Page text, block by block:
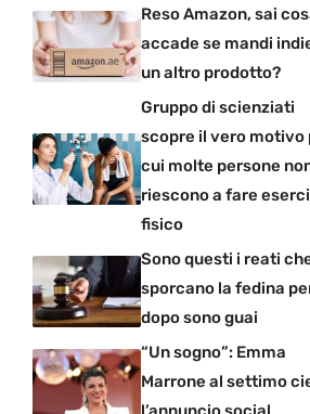
Reso Amazon, sai
accade se mandi
un altro prodotto?
Gruppo di scienziati
scopre il vero motivo
cui molte persone
riescono a fare
fisico
Sono questi i reati
sporcano la fedina
dopo sono guai
“Un sogno”: Emma
Marrone al settimo